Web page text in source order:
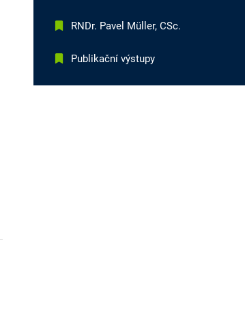
RNDr. Pavel Müller, CSc.
Publikační výstupy